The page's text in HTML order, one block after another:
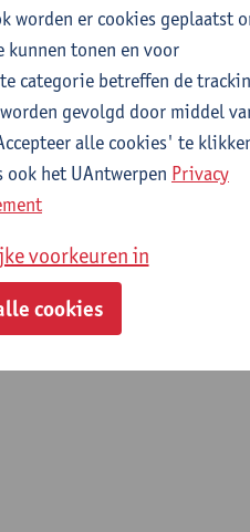
worden er cookies geplaatst
kunnen tonen en voor
categorie betreffen de
gevolgd door middel
alle cookies' te
ook het UAntwerpen Privacy
voorkeuren in
cookies